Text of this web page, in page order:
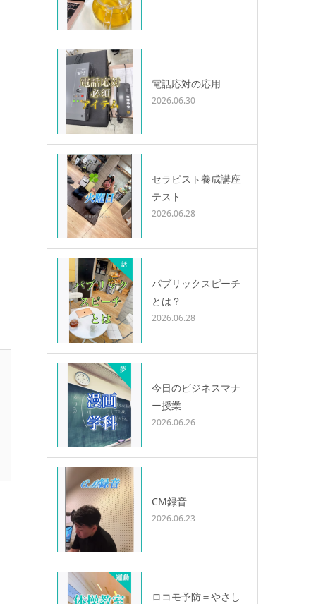
電話応対の応用
2026.06.30
セラピスト養成講座
テスト
2026.06.28
パブリックスピーチ
とは？
2026.06.28
今日のビジネスマナ
ー授業
2026.06.26
CM録音
2026.06.23
ロコモ予防＝やさし